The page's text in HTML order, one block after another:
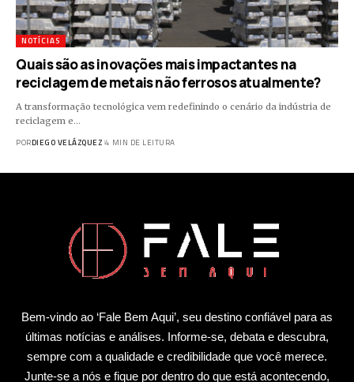
NOTÍCIAS
Quais são as inovações mais impactantes na
reciclagem de metais não ferrosos atualmente?
A transformação tecnológica vem redefinindo o cenário da indústria de
reciclagem e…
PORDIEGO VELÁZQUEZ 4 MIN DE LEITURA
Bem-vindo ao ‘Fale Bem Aqui’, seu destino confiável para as
últimas notícias e análises. Informe-se, debata e descubra,
sempre com a qualidade e credibilidade que você merece.
Junte-se a nós e fique por dentro do que está acontecendo,